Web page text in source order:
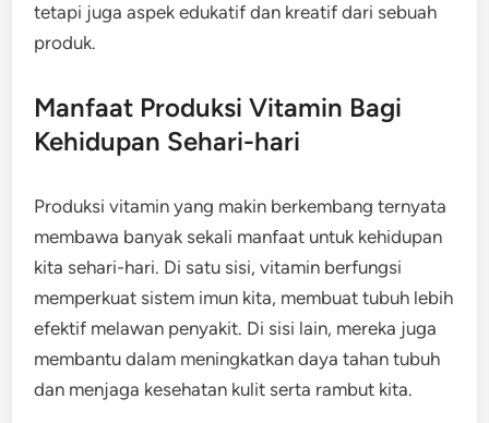
tetapi juga aspek edukatif dan kreatif dari sebuah
produk.
Manfaat Produksi Vitamin Bagi
Kehidupan Sehari-hari
Produksi vitamin yang makin berkembang ternyata
membawa banyak sekali manfaat untuk kehidupan
kita sehari-hari. Di satu sisi, vitamin berfungsi
memperkuat sistem imun kita, membuat tubuh lebih
efektif melawan penyakit. Di sisi lain, mereka juga
membantu dalam meningkatkan daya tahan tubuh
dan menjaga kesehatan kulit serta rambut kita.